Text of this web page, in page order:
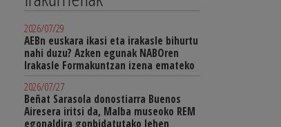
2026/07/29
AEBn euskara ikasi eta irakasle bihurtu
nahi duzu? Azken egunak NABOren
Irakasle Formakuntzan izena emateko
2026/07/27
Beñat Sarasola donostiarra Buenos
Airesera iritsi da, Malba museoko REM
egonaldira gonbidatutako lehen